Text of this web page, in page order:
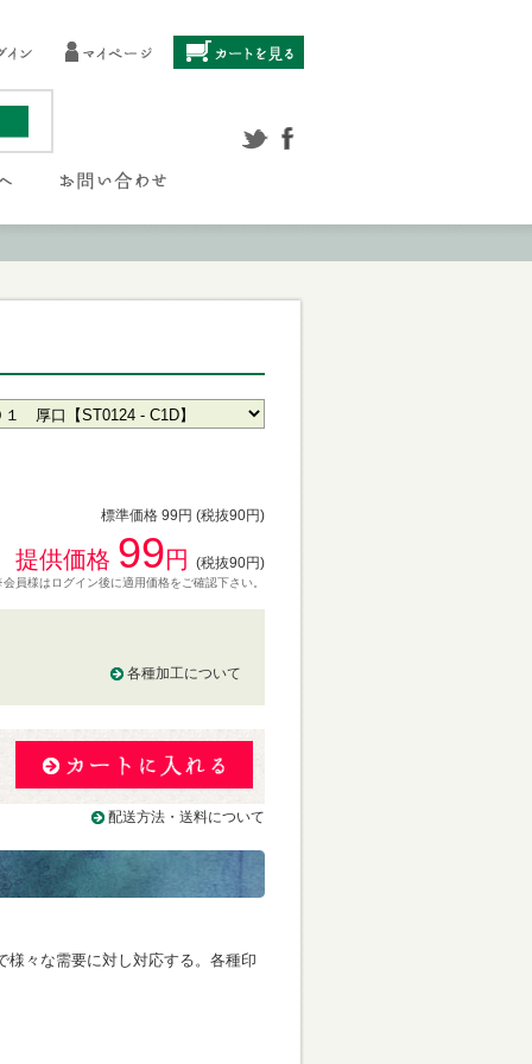
標準価格 99円 (税抜90円)
提供価格 99円 (税抜90円)
員様はログイン後に適用価格をご確認下さい。
各種加工について
配送方法・送料について
様々な需要に対し対応する。各種印